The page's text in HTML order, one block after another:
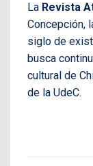
La Revista
Concepción,
siglo de
busca
cultural de
de la UdeC.